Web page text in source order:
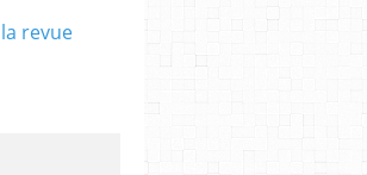
revue